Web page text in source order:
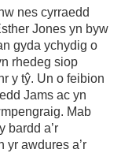
nes cyrraedd
Jones yn byw
gyda ychydig o
rhedeg siop
y tŷ. Un o feibion
Jams ac yn
Mab
bardd a’r
yr awdures a’r